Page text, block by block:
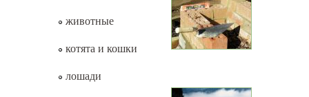
животные
котята и кошки
лошади